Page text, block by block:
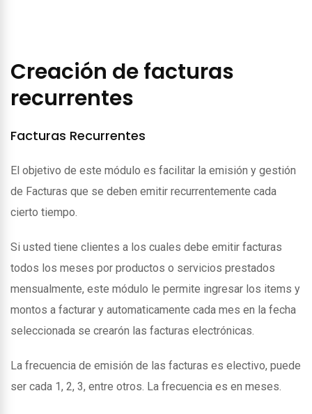
Creación de facturas
recurrentes
Facturas Recurrentes
El objetivo de este módulo es facilitar la emisión y gestión
de Facturas que se deben emitir recurrentemente cada
cierto tiempo.
Si usted tiene clientes a los cuales debe emitir facturas
todos los meses por productos o servicios prestados
mensualmente, este módulo le permite ingresar los items y
montos a facturar y automaticamente cada mes en la fecha
seleccionada se crearón las facturas electrónicas.
La frecuencia de emisión de las facturas es electivo, puede
ser cada 1, 2, 3, entre otros. La frecuencia es en meses.